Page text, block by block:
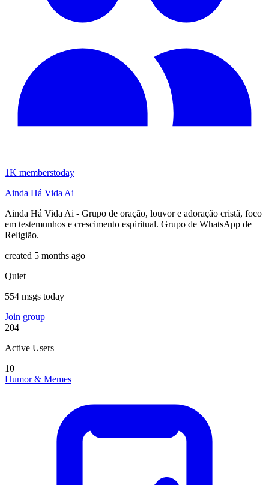
1K memberstoday
Ainda Há Vida Ai
Ainda Há Vida Ai - Grupo de oração, louvor e adoração cristã, foco
em testemunhos e crescimento espiritual. Grupo de WhatsApp de
Religião.
created 5 months ago
Quiet
554 msgs today
Join group
204
Active Users
10
Humor & Memes